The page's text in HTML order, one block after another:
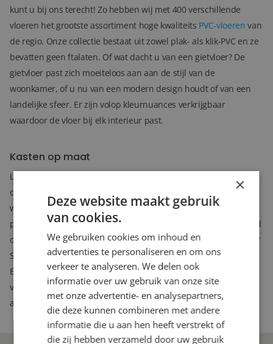
kunt u bij ons terecht! Zo hebben wij met 400 verschillende
vloeren het grootste assortiment hoge kwaliteits PVC-vloeren van
de regio. Onze collectie bestaat uit zowel plak- als klik-PVC en ze
bevatten geen ftalaten. Of wat dacht u van een gietvloer? De
gietvloer past zich moeiteloos aan aan de stijl van de
woonkamer, of u nu van een modern design houdt of van een
landelijke sfeer. Er zijn volop kleurnuances verkrijgbaar
waardoor de vloer bij elk interieur past.
Kasten op maat
Lingen Keramiek levert voor u een unieke
opbergoplossing die de rest van uw leven mee kan. Niet alleen
wordt de kast precies pas van wand tot wand en van vloer tot
plafond gemaakt, ook het kastinterieur wordt volledig afgestemd
op uw wensen. Wilt u planken, roedes, lades… waar en hoeveel?
Samen stellen we een kast samen die perfect voor u zal werken.
En mocht u over een aantal jaren toch nog iets willen
veranderen aan het kastinterieur, dan kunt u bij ons
aanvullende lades of planken bestellen.
×
Deze website maakt gebruik
van cookies.
We gebruiken cookies om inhoud en
advertenties te personaliseren en om ons
verkeer te analyseren. We delen ook
informatie over uw gebruik van onze site
met onze advertentie- en analysepartners,
die deze kunnen combineren met andere
informatie die u aan hen heeft verstrekt of
die zij hebben verzameld door uw gebruik